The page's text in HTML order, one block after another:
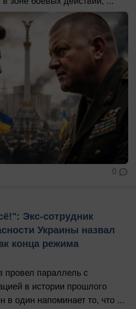
0
Экс-сотрудник
Украины назвал
конца режима
провел параллель с
в истории прошлого
в один напоминает то, что ...